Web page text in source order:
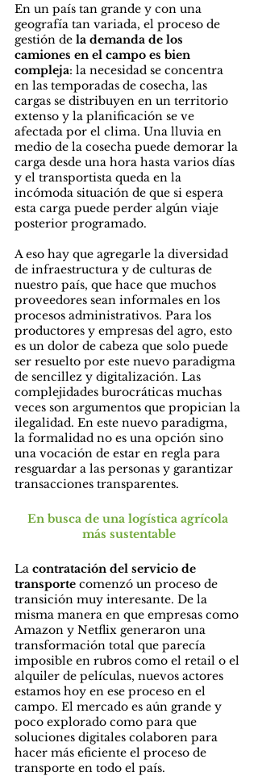
En un país tan grande y con una
geografía tan variada, el proceso de
gestión de la demanda de los
camiones en el campo es bien
compleja: la necesidad se concentra
en las temporadas de cosecha, las
cargas se distribuyen en un territorio
extenso y la planificación se ve
afectada por el clima. Una lluvia en
medio de la cosecha puede demorar la
carga desde una hora hasta varios días
y el transportista queda en la
incómoda situación de que si espera
esta carga puede perder algún viaje
posterior programado.
A eso hay que agregarle la diversidad
de infraestructura y de culturas de
nuestro país, que hace que muchos
proveedores sean informales en los
procesos administrativos. Para los
productores y empresas del agro, esto
es un dolor de cabeza que solo puede
ser resuelto por este nuevo paradigma
de sencillez y digitalización. Las
complejidades burocráticas muchas
veces son argumentos que propician la
ilegalidad. En este nuevo paradigma,
la formalidad no es una opción sino
una vocación de estar en regla para
resguardar a las personas y garantizar
transacciones transparentes.
En busca de una logística agrícola
más sustentable
La contratación del servicio de
transporte comenzó un proceso de
transición muy interesante. De la
misma manera en que empresas como
Amazon y Netflix generaron una
transformación total que parecía
imposible en rubros como el retail o el
alquiler de películas, nuevos actores
estamos hoy en ese proceso en el
campo. El mercado es aún grande y
poco explorado como para que
soluciones digitales colaboren para
hacer más eficiente el proceso de
transporte en todo el país.